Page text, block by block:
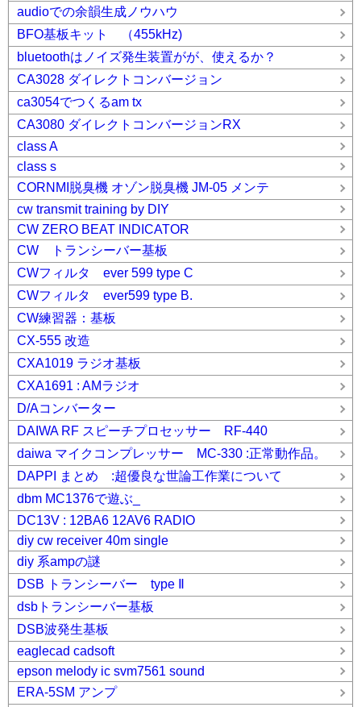
audioでの余韻生成ノウハウ
BFO基板キット （455kHz)
bluetoothはノイズ発生装置がが、使えるか？
CA3028 ダイレクトコンバージョン
ca3054でつくるam tx
CA3080 ダイレクトコンバージョンRX
class A
class s
CORNMI脱臭機 オゾン脱臭機 JM-05 メンテ
cw transmit training by DIY
CW ZERO BEAT INDICATOR
CW トランシーバー基板
CWフィルタ ever 599 type C
CWフィルタ ever599 type B.
CW練習器：基板
CX-555 改造
CXA1019 ラジオ基板
CXA1691 : AMラジオ
D/Aコンバーター
DAIWA RF スピーチプロセッサー RF-440
daiwa マイクコンプレッサー MC-330 :正常動作品。
DAPPI まとめ :超優良な世論工作業について
dbm MC1376で遊ぶ_
DC13V : 12BA6 12AV6 RADIO
diy cw receiver 40m single
diy 系ampの謎
DSB トランシーバー type Ⅱ
dsbトランシーバー基板
DSB波発生基板
eaglecad cadsoft
epson melody ic svm7561 sound
ERA-5SM アンプ